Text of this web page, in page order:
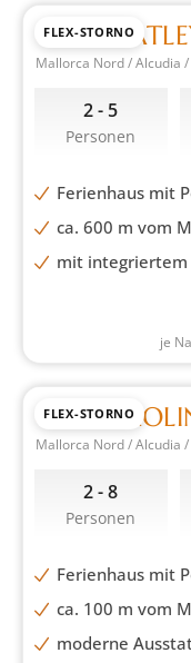
FLEX-STORNO
CASA
Mallorca Nord / Alcudia /
2 - 5
Personen
Ferienhaus mit
ca. 600 m vom
mit integriertem
je
FLEX-STORNO
CASA
Mallorca Nord / Alcudia
2 - 8
Personen
Ferienhaus mit
ca. 100 m vom
moderne